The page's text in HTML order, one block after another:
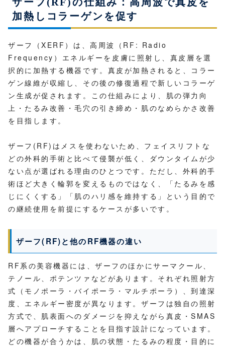
加熱しコラーゲンを促す
ザーフ（XERF）は、高周波（RF: Radio
Frequency）エネルギーを皮膚に照射し、真皮層を選
択的に加熱する機器です。真皮が加熱されると、コラー
ゲン線維が収縮し、その後の修復過程で新しいコラーゲ
ン生成が促されます。この仕組みにより、肌の弾力向
上・たるみ改善・毛穴の引き締め・肌のなめらかさ改善
を目指します。
ザーフ(RF)はメスを使わないため、フェイスリフトな
どの外科的手術と比べて侵襲が低く、ダウンタイムが少
ない点が選ばれる理由のひとつです。ただし、外科的手
術ほど大きく輪郭を変えるものではなく、「たるみを感
じにくくする」「肌のハリ感を維持する」という目的で
の継続使用を前提にするケースが多いです。
ザーフ(RF)と他のRF機器の違い
RF系の美容機器には、ザーフのほかにサーマクール、
テノール、ポテンツァなどがあります。それぞれ照射方
式（モノポーラ・バイポーラ・マルチポーラ）、到達深
度、エネルギー密度が異なります。ザーフは独自の照射
方式で、肌表面へのダメージを抑えながら真皮・SMAS
層へアプローチすることを目指す設計になっています。
どの機器が合うかは、肌の状態・たるみの程度・目的に